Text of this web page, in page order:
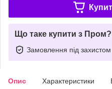
Що таке купити з Пром?
Замовлення під захистом
Опис Характеристики